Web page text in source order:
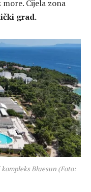
Cijela zona
grad.
Bluesun (Foto: